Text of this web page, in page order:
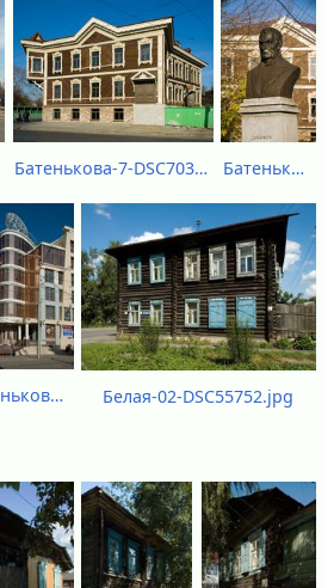
Батенькова-7-DSC70329.jpg Батенькова-DSC70332.jpg
Батенькова 2 DSC73323.jpg Белая-02-DSC55752.jpg